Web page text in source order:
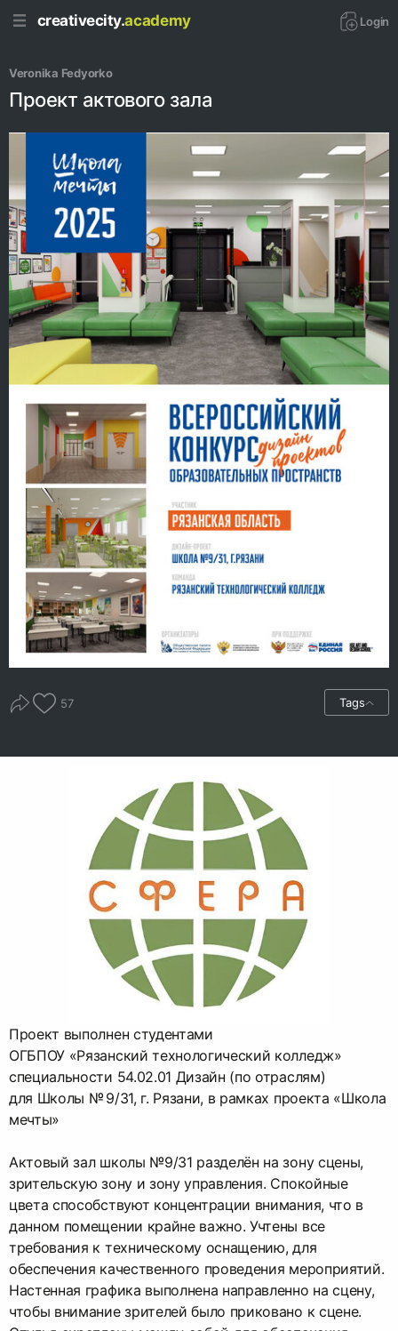
creativecity.academy Login
Veronika Fedyorko
Проект актового зала
57 Tags
Проект выполнен студентами
ОГБПОУ «Рязанский технологический колледж»
специальности 54.02.01 Дизайн (по отраслям)
для Школы № 9/31, г. Рязани, в рамках проекта «Школа
мечты»
Актовый зал школы №9/31 разделён на зону сцены,
зрительскую зону и зону управления. Спокойные
цвета способствуют концентрации внимания, что в
данном помещении крайне важно. Учтены все
требования к техническому оснащению, для
обеспечения качественного проведения мероприятий.
Настенная графика выполнена направленно на сцену,
чтобы внимание зрителей было приковано к сцене.